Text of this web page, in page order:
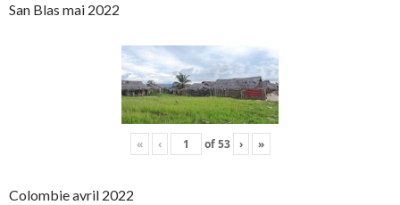
San Blas mai 2022
« ‹ of53 › »
Colombie avril 2022